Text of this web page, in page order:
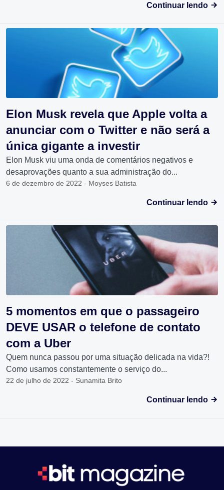
Continuar lendo
Elon Musk revela que Apple volta a
anunciar com o Twitter e não será a
única gigante a investir
Elon Musk viu uma onda de comentários negativos e
desaprovações quanto a sua administração do...
6 de dezembro de 2022 - Moyses Batista
Continuar lendo
5 momentos em que o passageiro
DEVE USAR o telefone de contato
com a Uber
Quem nunca passou por uma situação delicada na vida?!
Como usamos constantemente o serviço do...
22 de julho de 2022 - Sunamita Brito
Continuar lendo